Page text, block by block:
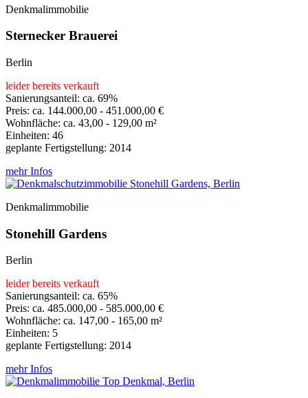
Denkmalimmobilie
Sternecker Brauerei
Berlin
leider bereits verkauft
Sanierungsanteil: ca. 69%
Preis: ca. 144.000,00 - 451.000,00 €
Wohnfläche: ca. 43,00 - 129,00 m²
Einheiten: 46
geplante Fertigstellung: 2014
mehr Infos
Denkmalimmobilie
Stonehill Gardens
Berlin
leider bereits verkauft
Sanierungsanteil: ca. 65%
Preis: ca. 485.000,00 - 585.000,00 €
Wohnfläche: ca. 147,00 - 165,00 m²
Einheiten: 5
geplante Fertigstellung: 2014
mehr Infos